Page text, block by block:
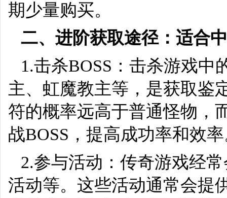
期少量购买。
二、进阶获取途径：适合
1.击杀BOSS：击杀游戏中
主、虹魔教主等，是获取鉴
符的概率远高于普通怪物，
战BOSS，提高成功率和效
2.参与活动：传奇游戏经
活动等。这些活动通常会提